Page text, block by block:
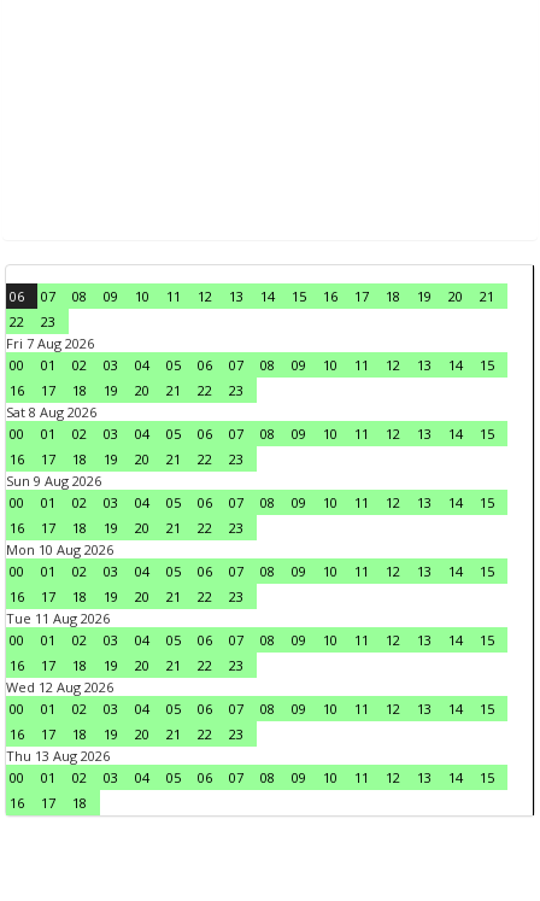
06 07 08 09 10 11 12 13 14 15 16 17 18 19 20
21
22
23
Fri 7 Aug 2026
00
01 02 03 04 05 06 07 08 09 10 11 12 13 14
15
16
17 18 19 20 21 22
23
Sat 8 Aug 2026
00
01 02 03 04 05 06 07 08 09 10 11 12 13 14
15
16
17 18 19 20 21 22
23
Sun 9 Aug 2026
00
01 02 03 04 05 06 07 08 09 10 11 12 13 14
15
16
17 18 19 20 21 22
23
Mon 10 Aug 2026
00
01 02 03 04 05 06 07 08 09 10 11 12 13 14
15
16
17 18 19 20 21 22
23
Tue 11 Aug 2026
00
01 02 03 04 05 06 07 08 09 10 11 12 13 14
15
16
17 18 19 20 21 22
23
Wed 12 Aug 2026
00
01 02 03 04 05 06 07 08 09 10 11 12 13 14
15
16
17 18 19 20 21 22
23
Thu 13 Aug 2026
00
01 02 03 04 05 06 07 08 09 10 11 12 13 14
15
16
17 18